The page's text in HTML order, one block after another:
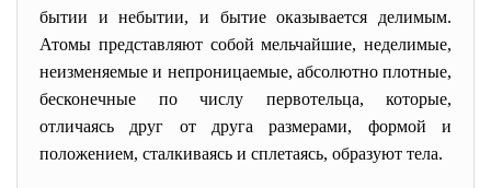
бытии и небытии, и бытие оказывается делимым.
Атомы представляют собой мельчайшие, неделимые,
неизменяемые и непроницаемые, абсолютно плотные,
бесконечные по числу первотельца, которые,
отличаясь друг от друга размерами, формой и
положением, сталкиваясь и сплетаясь, образуют тела.